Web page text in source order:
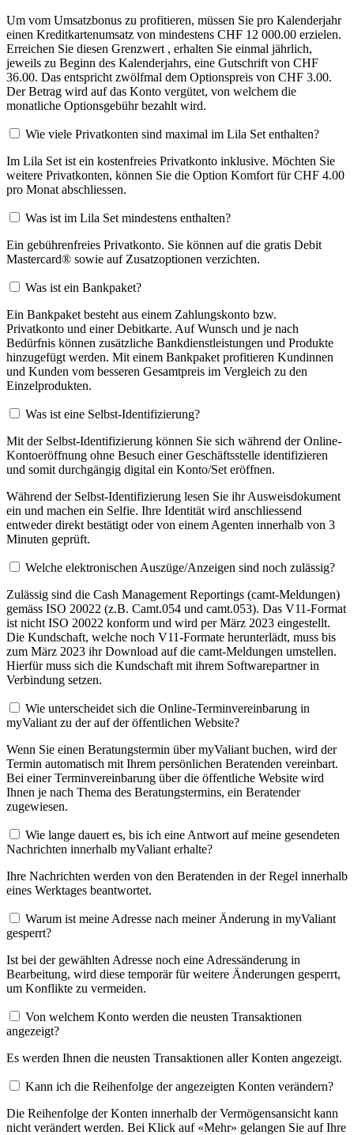
Um vom Umsatzbonus zu profitieren, müssen Sie pro Kalenderjahr
einen Kreditkartenumsatz von mindestens CHF 12 000.00 erzielen.
Erreichen Sie diesen Grenzwert , erhalten Sie einmal jährlich,
jeweils zu Beginn des Kalenderjahrs, eine Gutschrift von CHF
36.00. Das entspricht zwölfmal dem Optionspreis von CHF 3.00.
Der Betrag wird auf das Konto vergütet, von welchem die
monatliche Optionsgebühr bezahlt wird.
Wie viele Privatkonten sind maximal im Lila Set enthalten?
Im Lila Set ist ein kostenfreies Privatkonto inklusive. Möchten Sie
weitere Privatkonten, können Sie die Option Komfort für CHF 4.00
pro Monat abschliessen.
Was ist im Lila Set mindestens enthalten?
Ein gebührenfreies Privatkonto. Sie können auf die gratis Debit
Mastercard® sowie auf Zusatzoptionen verzichten.
Was ist ein Bankpaket?
Ein Bankpaket besteht aus einem Zahlungskonto bzw.
Privatkonto und einer Debitkarte. Auf Wunsch und je nach
Bedürfnis können zusätzliche Bankdienstleistungen und Produkte
hinzugefügt werden. Mit einem Bankpaket profitieren Kundinnen
und Kunden vom besseren Gesamtpreis im Vergleich zu den
Einzelprodukten.
Was ist eine Selbst-Identifizierung?
Mit der Selbst-Identifizierung können Sie sich während der Online-
Kontoeröffnung ohne Besuch einer Geschäftsstelle identifizieren
und somit durchgängig digital ein Konto/Set eröffnen.
Während der Selbst-Identifizierung lesen Sie ihr Ausweisdokument
ein und machen ein Selfie. Ihre Identität wird anschliessend
entweder direkt bestätigt oder von einem Agenten innerhalb von 3
Minuten geprüft.
Welche elektronischen Auszüge/Anzeigen sind noch zulässig?
Zulässig sind die Cash Management Reportings (camt-Meldungen)
gemäss ISO 20022 (z.B. Camt.054 und camt.053). Das V11-Format
ist nicht ISO 20022 konform und wird per März 2023 eingestellt.
Die Kundschaft, welche noch V11-Formate herunterlädt, muss bis
zum März 2023 ihr Download auf die camt-Meldungen umstellen.
Hierfür muss sich die Kundschaft mit ihrem Softwarepartner in
Verbindung setzen.
Wie unterscheidet sich die Online-Terminvereinbarung in
myValiant zu der auf der öffentlichen Website?
Wenn Sie einen Beratungstermin über myValiant buchen, wird der
Termin automatisch mit Ihrem persönlichen Beratenden vereinbart.
Bei einer Terminvereinbarung über die öffentliche Website wird
Ihnen je nach Thema des Beratungstermins, ein Beratender
zugewiesen.
Wie lange dauert es, bis ich eine Antwort auf meine gesendeten
Nachrichten innerhalb myValiant erhalte?
Ihre Nachrichten werden von den Beratenden in der Regel innerhalb
eines Werktages beantwortet.
Warum ist meine Adresse nach meiner Änderung in myValiant
gesperrt?
Ist bei der gewählten Adresse noch eine Adressänderung in
Bearbeitung, wird diese temporär für weitere Änderungen gesperrt,
um Konflikte zu vermeiden.
Von welchem Konto werden die neusten Transaktionen
angezeigt?
Es werden Ihnen die neusten Transaktionen aller Konten angezeigt.
Kann ich die Reihenfolge der angezeigten Konten verändern?
Die Reihenfolge der Konten innerhalb der Vermögensansicht kann
nicht verändert werden. Bei Klick auf «Mehr» gelangen Sie auf Ihre